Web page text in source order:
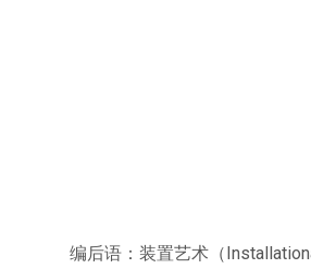
编后语：装置艺术（